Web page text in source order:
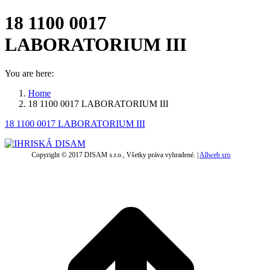
18 1100 0017
LABORATORIUM III
You are here:
Home
18 1100 0017 LABORATORIUM III
18 1100 0017 LABORATORIUM III
Copyright © 2017 DISAM s.r.o., Všetky práva vyhradené. |Allweb sro